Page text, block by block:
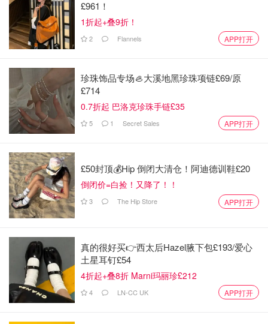
超精彩的电竞文。
血，有感动，有遗憾…这个是根据吃鸡游戏展开的情节，里
面有部分游戏情节，看不懂的建议玩两把吃鸡体验下…本书
全程无狗血，轻松又搞笑，非常适合心情不好的时候看，绝
对不容错过～
推荐3⃣️伪装学渣—木瓜黄
£961！
1折起+叠9折！
2 Flannels APP打开
珍珠饰品专场🦪大溪地黑珍珠项链£69/原
£714
0.7折起 巴洛克珍珠手链£35
5 1 Secret Sales APP打开
£50封顶💰Hip 倒闭大清仓！阿迪德训鞋£20
倒闭价=白捡！又降了！！
3 The Hip Store APP打开
真的很好买👉西太后Hazel腋下包£193/爱心
土星耳钉£54
4折起+叠8折 Marni玛丽珍£212
4 LN-CC UK APP打开